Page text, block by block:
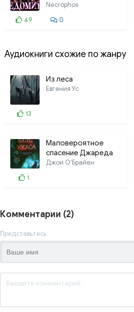
Necrophos
49
0
Аудиокниги схожие по жанру
Из леса
Евгения Ус
13
Маловероятное
спасение Джареда
Пирса
Джои О'Брайен
1
Комментарии (2)
Представьтесь